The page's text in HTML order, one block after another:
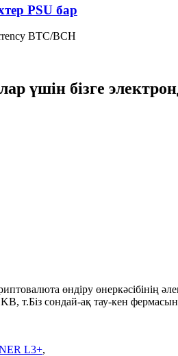
PSU бар
BTC/BCH
үшін бізге
өндіру өнеркәсібінің
сондай-ақ тау-кен
L3+,